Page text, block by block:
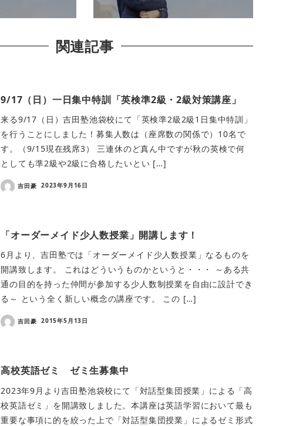
関連記事
9/17（日）一日集中特訓「英検準2級・2級対策講座」
来る9/17（日）吉田塾池袋校にて「英検準2級2級1日集中特訓」
を行うことにしました！募集人数は（座席数の関係で）10名で
す。（9/15現在残席3） 三連休のど真ん中ですが秋の英検で何
としても準2級や2級に合格したいとい […]
吉田豪 2023年9月16日
「オーダーメイド少人数授業」開講します！
6月より、吉田塾では「オーダーメイド少人数授業」なるものを
開講致します。 これはどういうものかというと・・・ ～ある共
通の目的を持った仲間が参加する少人数制授業を自由に設計でき
る～ という全く新しい概念の講座です。 この […]
吉田豪 2015年5月13日
高校英語ゼミ ゼミ生募集中
2023年9月より吉田塾池袋校にて「対話型集団授業」による「高
校英語ゼミ」を開講致しました。本講座は英語学習において最も
重要な事項に的を絞った上で「対話型集団授業」によるゼミ形式